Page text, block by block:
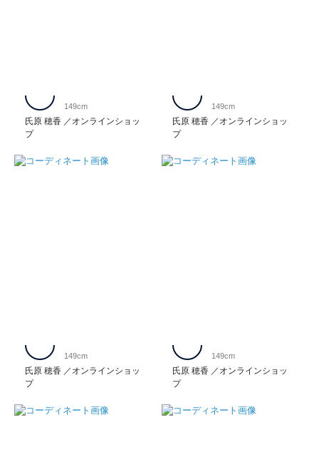
氏原 穂香
オンラインショッ
プ
149cm
氏原 穂香
オンラインショッ
プ
149cm
氏原 穂香
オンラインショッ
プ
149cm
氏原 穂香
オンラインショッ
プ
149cm